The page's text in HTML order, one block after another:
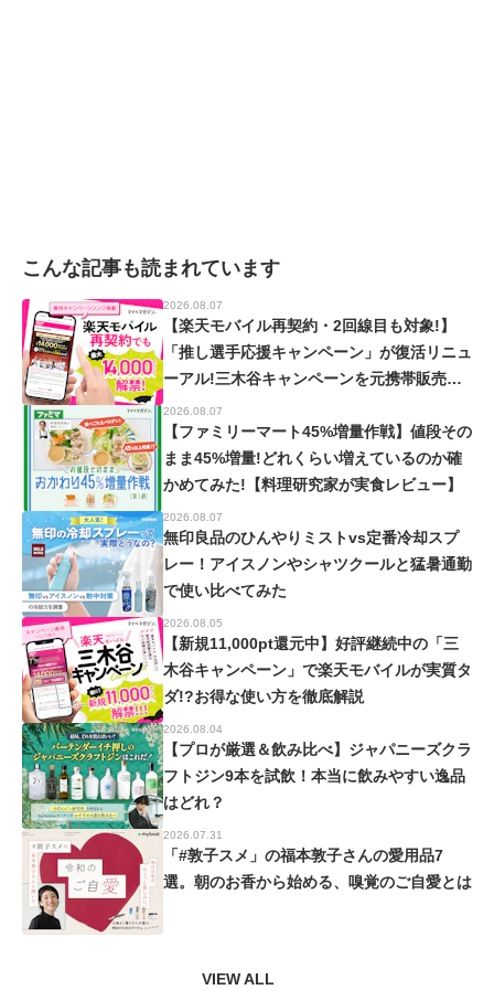
こんな記事も読まれています
2026.08.07
【楽天モバイル再契約・2回線目も対象!】
「推し選手応援キャンペーン」が復活リニュ
ーアル!三木谷キャンペーンを元携帯販売員
が徹底解説!【楽天イーグルス・ヴィッセル
神戸】
2026.08.07
【ファミリーマート45%増量作戦】値段その
まま45%増量!どれくらい増えているのか確
かめてみた!【料理研究家が実食レビュー】
2026.08.07
無印良品のひんやりミストvs定番冷却スプ
レー！アイスノンやシャツクールと猛暑通勤
で使い比べてみた
2026.08.05
【新規11,000pt還元中】好評継続中の「三
木谷キャンペーン」で楽天モバイルが実質タ
ダ!?お得な使い方を徹底解説
2026.08.04
【プロが厳選＆飲み比べ】ジャパニーズクラ
フトジン9本を試飲！本当に飲みやすい逸品
はどれ？
2026.07.31
「#敦子スメ」の福本敦子さんの愛用品7
選。朝のお香から始める、嗅覚のご自愛とは
VIEW ALL